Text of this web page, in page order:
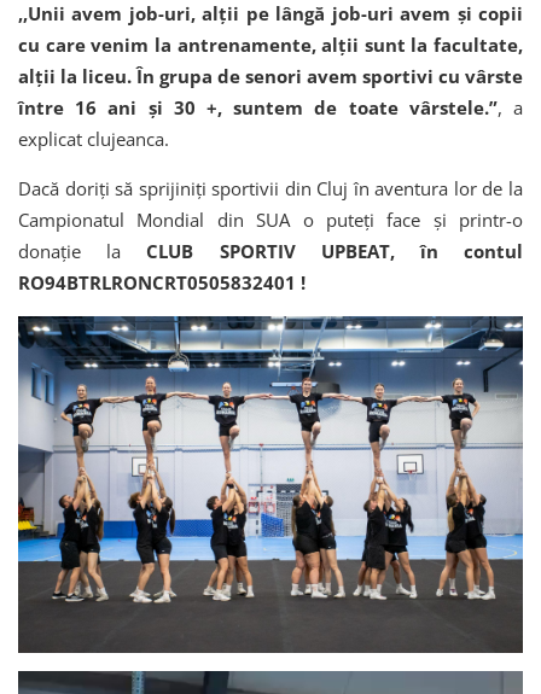
,,Unii avem job-uri, alții pe lângă job-uri avem și copii
cu care venim la antrenamente, alții sunt la facultate,
alții la liceu. În grupa de senori avem sportivi cu vârste
între 16 ani și 30 +, suntem de toate vârstele.”, a
explicat clujeanca.
Dacă doriți să sprijiniți sportivii din Cluj în aventura lor de la
Campionatul Mondial din SUA o puteți face și printr-o
donație la CLUB SPORTIV UPBEAT, în contul
RO94BTRLRONCRT0505832401 !